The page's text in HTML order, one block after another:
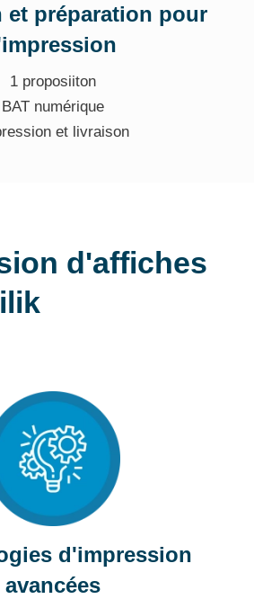
et préparation pour
1 proposiiton
BAT numérique
et livraison
d'affiches
d'impression
avancées